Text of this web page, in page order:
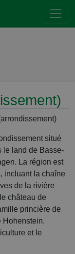
situé
le land de Basse-
La région est
incluant la chaîne
de la rivière
château de
princière de
Hohenstein.
et le